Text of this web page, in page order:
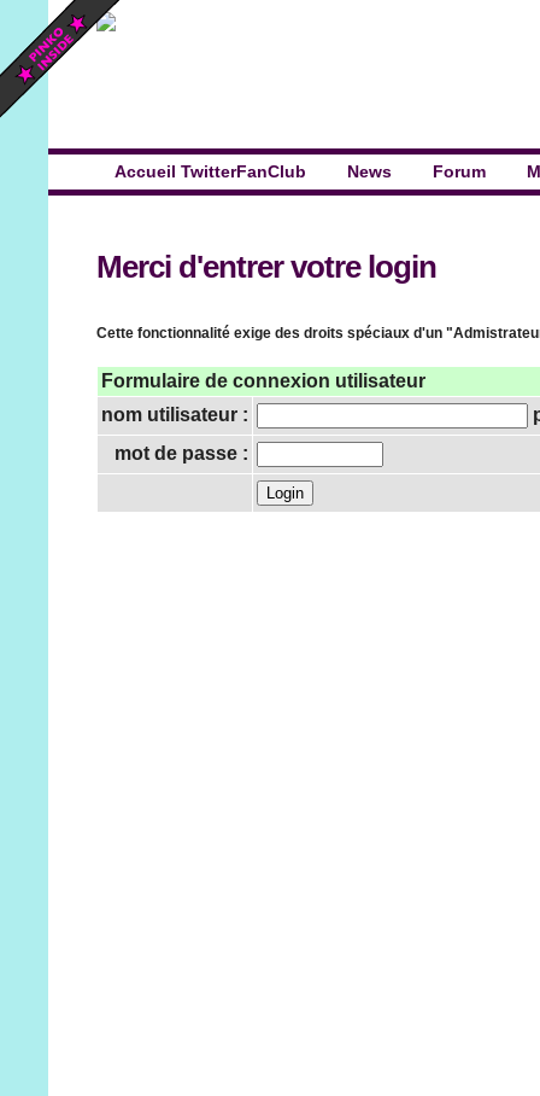
Accueil TwitterFanClub News Forum
Merci d'entrer votre login
Cette fonctionnalité exige des droits spéciaux d'un
Formulaire de connexion utilisateur
nom utilisateur :
mot de passe :